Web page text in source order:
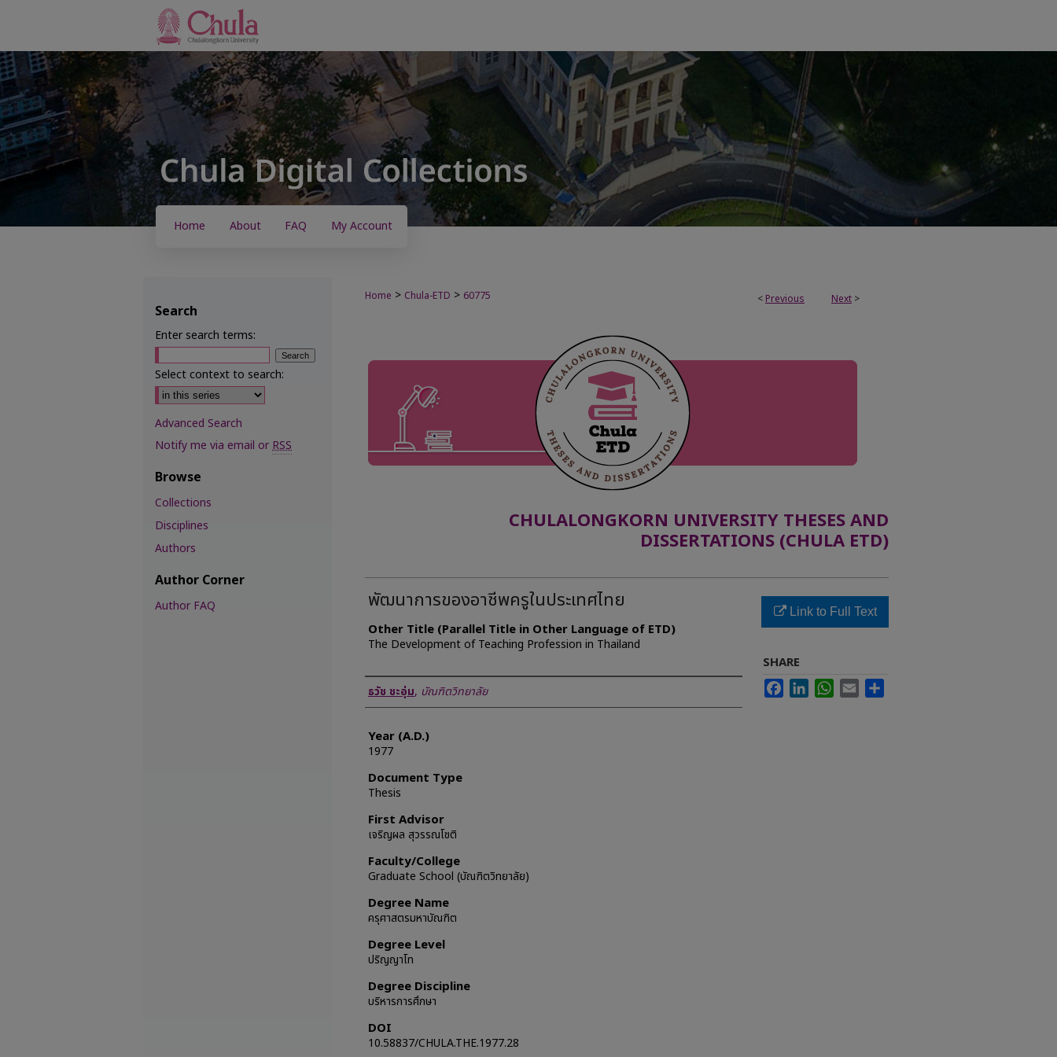
Home About FAQ My Account
< Previous Next >
Home > Chula-ETD > 60775
CHULALONGKORN UNIVERSITY THESES AND
DISSERTATIONS (CHULA ETD)
พัฒนาการของอาชีพครูในประเทศไทย
Other Title (Parallel Title in Other Language of ETD)
The Development of Teaching Profession in Thailand
Author
ธวัช ชะอุ่ม, บัณฑิตวิทยาลัย
Year (A.D.)
1977
Document Type
Thesis
First Advisor
เจริญผล สุวรรณโชติ
Faculty/College
Graduate School (บัณฑิตวิทยาลัย)
Degree Name
ครุศาสตรมหาบัณฑิต
Degree Level
ปริญญาโท
Degree Discipline
บริหารการศึกษา
DOI
10.58837/CHULA.THE.1977.28
Link to Full Text
SHARE
FacebookLinkedInWhatsApp
Email
Search
Enter search terms:
Select context to search:
Advanced Search
Notify me via email or RSS
Browse
Collections
Disciplines
Authors
Author Corner
Author FAQ